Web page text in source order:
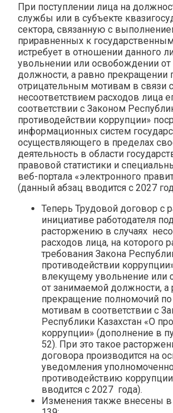
При поступлении лица на
службы или в субъекте
сектора, связанную с
приравненных к
истребует в отношении данного
увольнении или освобождении
должности, а равно прекращении
отрицательным мотивам в связи с
несоответствием расходов лица
соответствии с Законом
противодействии коррупции»
информационных систем
осуществляющего в пределах
деятельность в области
правовой статистики и
веб-портала «электронного
(данный абзац вводится с 2027
Теперь Трудовой договор с
инициативе работодателя
расторжению в случаях
расходов лица, на которого
требования Закона
противодействии
влекущему увольнение или
от занимаемой должности, а
прекращение полномочий
мотивам в соответствии с
Республики Казахстан «О
коррупции» (дополнение в
52). При это такое
договора производится на
уведомления
противодействию
вводится с 2027 года).
Изменения также внесены в